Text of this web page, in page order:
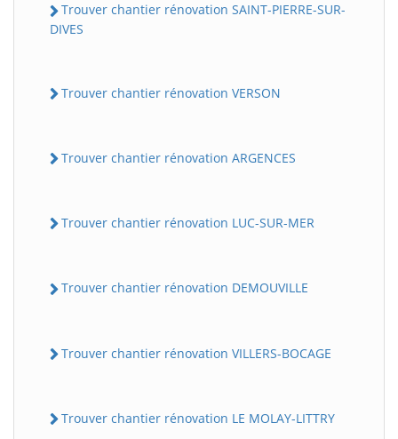
Trouver chantier rénovation SAINT-PIERRE-SUR-
DIVES
Trouver chantier rénovation VERSON
Trouver chantier rénovation ARGENCES
Trouver chantier rénovation LUC-SUR-MER
Trouver chantier rénovation DEMOUVILLE
Trouver chantier rénovation VILLERS-BOCAGE
Trouver chantier rénovation LE MOLAY-LITTRY